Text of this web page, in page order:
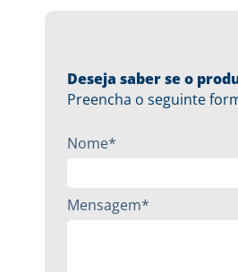
Deseja saber se o
Preencha o seguinte
Nome*
Mensagem*